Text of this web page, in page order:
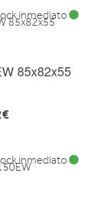
85x82x55
inmediato
inmediato